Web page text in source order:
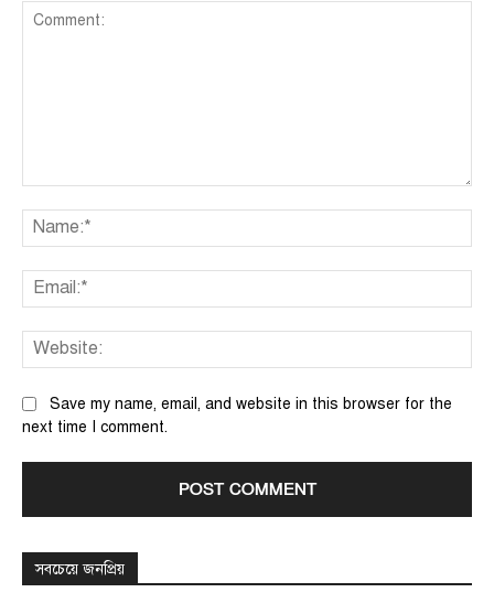
Save my name, email, and website in this browser for the
next time I comment.
সবচেয়ে জনপ্রিয়